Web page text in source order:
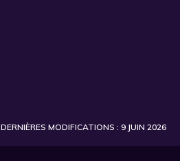
DERNIÈRES MODIFICATIONS : 9 JUIN 2026